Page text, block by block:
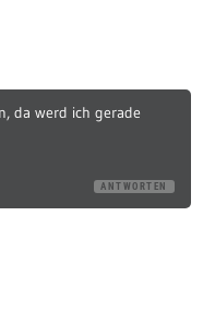
da werd ich gerade
ANTWORTEN